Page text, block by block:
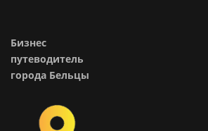
Бизнес
путеводитель
города Бельцы